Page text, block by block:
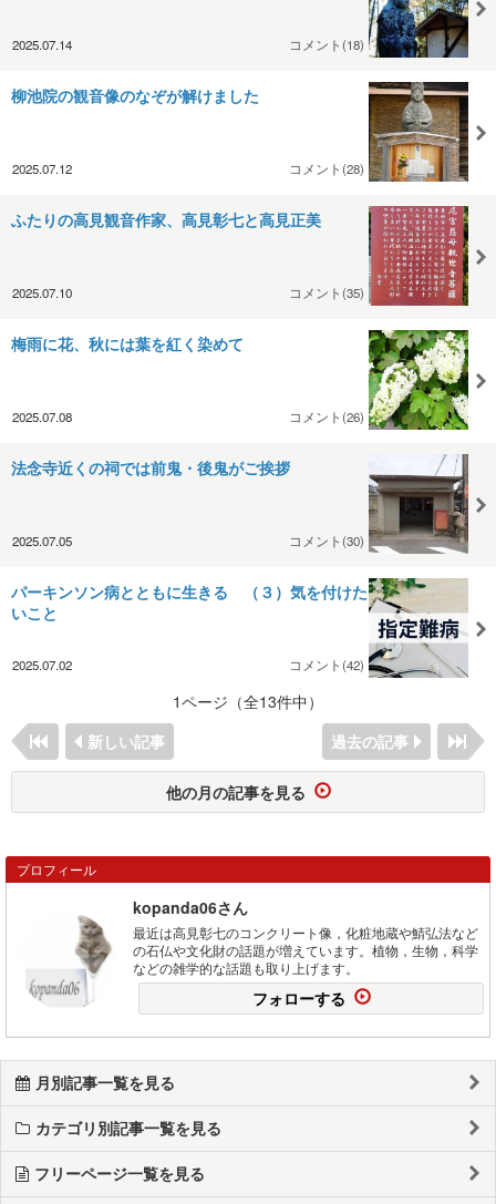
2025.07.14 コメント(18)
柳池院の観音像のなぞが解けました
2025.07.12 コメント(28)
ふたりの高見観音作家、高見彰七と高見正美
2025.07.10 コメント(35)
梅雨に花、秋には葉を紅く染めて
2025.07.08 コメント(26)
法念寺近くの祠では前鬼・後鬼がご挨拶
2025.07.05 コメント(30)
パーキンソン病とともに生きる （３）気を付けた
いこと
2025.07.02 コメント(42)
1ページ（全13件中）
新しい記事
過去の記事
他の月の記事を見る
プロフィール
kopanda06さん
最近は高見彰七のコンクリート像，化粧地蔵や鯖弘法など
の石仏や文化財の話題が増えています。植物，生物，科学
などの雑学的な話題も取り上げます。
フォローする
月別記事一覧を見る
カテゴリ別記事一覧を見る
フリーページ一覧を見る